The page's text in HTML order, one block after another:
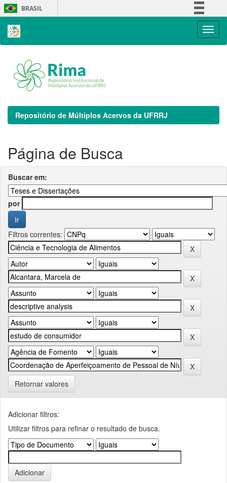
Skip
navigation
BRASIL
Repositório de Múltiplos Acervos da UFRRJ
Página de Busca
Buscar em:
por
Filtros correntes:
Retornar valores
Adicionar filtros:
Utilizar filtros para refinar o resultado de busca.